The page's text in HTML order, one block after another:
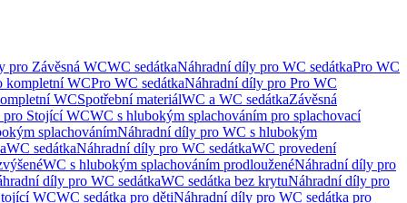
pro Závěsná WCWC sedátkaNáhradní díly pro WC sedátkaPro WC
kompletní WCPro WC sedátkaNáhradní díly pro Pro WC
WCSpotřební materiálWC a WC sedátkaZávěsná
Stojící WCWC s hlubokým splachováním pro splachovací
splachovánímNáhradní díly pro WC s hlubokým
WC sedátkaNáhradní díly pro WC sedátkaWC provedení
WC s hlubokým splachováním prodlouženéNáhradní díly pro
díly pro WC sedátkaWC sedátka bez krytuNáhradní díly pro
WCWC sedátka pro dětiNáhradní díly pro WC sedátka pro